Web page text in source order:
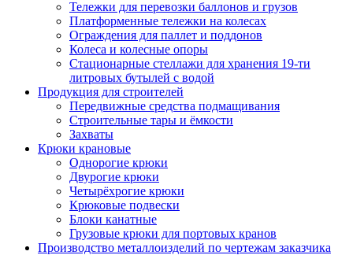
Тележки для перевозки баллонов и грузов
Платформенные тележки на колесах
Ограждения для паллет и поддонов
Колеса и колесные опоры
Стационарные стеллажи для хранения 19-ти
литровых бутылей с водой
Продукция для строителей
Передвижные средства подмащивания
Строительные тары и ёмкости
Захваты
Крюки крановые
Однорогие крюки
Двурогие крюки
Четырёхрогие крюки
Крюковые подвески
Блоки канатные
Грузовые крюки для портовых кранов
Производство металлоизделий по чертежам заказчика